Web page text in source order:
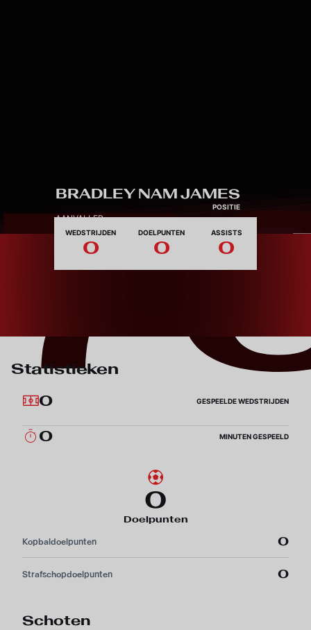
BRADLEY NAM JAMES
POSITIE
AANVALLER
WEDSTRIJDEN
0
DOELPUNTEN
0
ASSISTS
0
Statistieken
0
GESPEELDE WEDSTRIJDEN
0 MINUTEN GESPEELD
0
Doelpunten
Kopbaldoelpunten 0
Strafschopdoelpunten 0
Schoten